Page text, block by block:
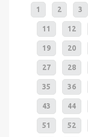
1 2 3
11 12
19 20
27 28
35 36
43 44
51 52